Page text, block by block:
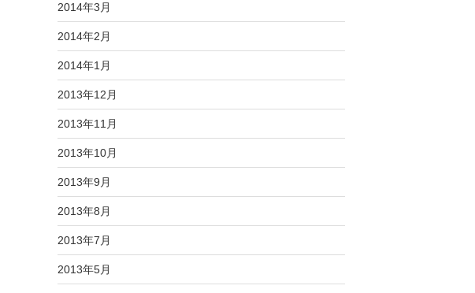
2014年3月
2014年2月
2014年1月
2013年12月
2013年11月
2013年10月
2013年9月
2013年8月
2013年7月
2013年5月